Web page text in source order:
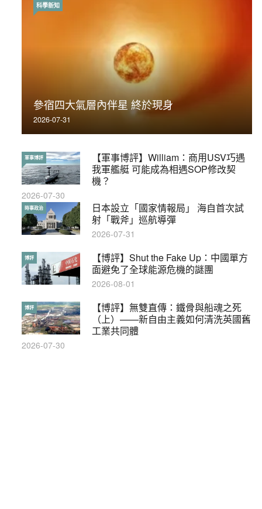
參宿四大氣層內伴星 終於現身
2026-07-31
科學新知
【軍事博評】William：商用USV巧遇
我軍艦艇 可能成為相遇SOP修改契
機？
軍事博評
2026-07-30
日本設立「國家情報局」 海自首次試
射「戰斧」巡航導彈
時事政治
2026-07-31
【博評】Shut the Fake Up：中國單方
面避免了全球能源危機的謎團
博評
2026-08-01
【博評】無雙直傳：鐵骨與船魂之死
（上）——新自由主義如何清洗英國舊
工業共同體
博評
2026-07-30
荃灣反黑組「砌生豬肉」砌錯O記臥底4警員
被控
2019-11-01
時事政治
【輕百科】被抽中當陪審員能拒絕嗎？
輕百科
2017-10-17
【輕盤點】集會遊行陸續有來？一文盡
覽8月示威活動
輕盤點
2019-08-30
本港保護兒童法例雜亂互相矛盾家長易
墮法網
特稿
2019-05-21
【輕百科】甚麼按摩院要領牌？顧客涉
及刑責嗎？
輕百科
2021-05-13